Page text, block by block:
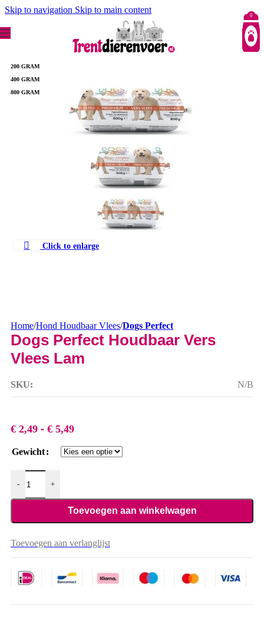
Skip to navigation Skip to main content
0
200 GRAM
400 GRAM
800 GRAM
Click to enlarge
Home/Hond Houdbaar Vlees/Dogs Perfect
Dogs Perfect Houdbaar Vers
Vlees Lam
SKU: N/B
€ 2,49 - € 5,49
tot
Gewicht
- +
Toevoegen aan winkelwagen
Toevoegen aan verlanglijst